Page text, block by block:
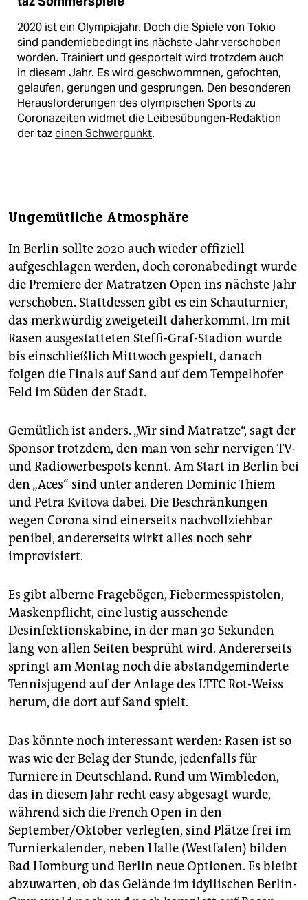
2020 ist ein Olympiajahr. Doch die Spiele von Tokio
sind pandemiebedingt ins nächste Jahr verschoben
worden. Trainiert und gesportelt wird trotzdem auch
in diesem Jahr. Es wird geschwommnen, gefochten,
gelaufen, gerungen und gesprungen. Den besonderen
Herausforderungen des olympischen Sports zu
Coronazeiten widmet die Leibesübungen-Redaktion
der tazeinen Schwerpunkt.
Ungemütliche Atmosphäre
In Berlin sollte 2020 auch wieder offiziell
aufgeschlagen werden, doch coronabedingt wurde
die Premiere der Matratzen Open ins nächste Jahr
verschoben. Stattdessen gibt es ein Schauturnier,
das merkwürdig zweigeteilt daherkommt. Im mit
Rasen ausgestatteten Steffi-Graf-Stadion wurde
bis einschließlich Mittwoch gespielt, danach
folgen die Finals auf Sand auf dem Tempelhofer
Feld im Süden der Stadt.
Gemütlich ist anders. „Wir sind Ma­tratze“, sagt der
Sponsor trotzdem, den man von sehr nervigen TV-
und Radiowerbespots kennt. Am Start in Berlin bei
den „Aces“ sind unter anderen Dominic Thiem
und Petra Kvitova dabei. Die Beschränkungen
wegen Corona sind einerseits nachvollziehbar
penibel, andererseits wirkt alles noch sehr
improvisiert.
Es gibt alberne Fragebögen, Fiebermesspistolen,
Maskenpflicht, eine lustig aussehende
Desinfektionskabine, in der man 30 Sekunden
lang von allen Seiten besprüht wird. Andererseits
springt am Montag noch die abstandgeminderte
Tennisjugend auf der Anlage des LTTC Rot-Weiss
herum, die dort auf Sand spielt.
Das könnte noch interessant werden: Rasen ist so
was wie der Belag der Stunde, jedenfalls für
Turniere in Deutschland. Rund um Wimbledon,
das in diesem Jahr recht easy abgesagt wurde,
während sich die French Open in den
September/Oktober verlegten, sind Plätze frei im
Turnierkalender, neben Halle (Westfalen) bilden
Bad Homburg und Berlin neue Optionen. Es bleibt
abzuwarten, ob das Gelände im idyllischen Berlin-